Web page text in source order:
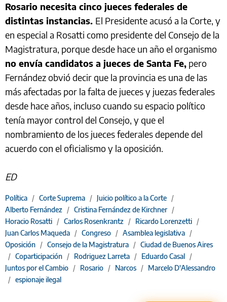
Rosario necesita cinco jueces federales de
distintas instancias. El Presidente acusó a la Corte, y
en especial a Rosatti como presidente del Consejo de la
Magistratura, porque desde hace un año el organismo
no envía candidatos a jueces de Santa Fe, pero
Fernández obvió decir que la provincia es una de las
más afectadas por la falta de jueces y juezas federales
desde hace años, incluso cuando su espacio político
tenía mayor control del Consejo, y que el
nombramiento de los jueces federales depende del
acuerdo con el oficialismo y la oposición.
ED
Política / Corte Suprema / Juicio político a la Corte /
Alberto Fernández / Cristina Fernández de Kirchner /
Horacio Rosatti / Carlos Rosenkrantz / Ricardo Lorenzetti /
Juan Carlos Maqueda / Congreso / Asamblea legislativa /
Oposición / Consejo de la Magistratura / Ciudad de Buenos Aires
/ Coparticipación / Rodriguez Larreta / Eduardo Casal /
Juntos por el Cambio / Rosario / Narcos / Marcelo D'Alessandro
/ espionaje ilegal